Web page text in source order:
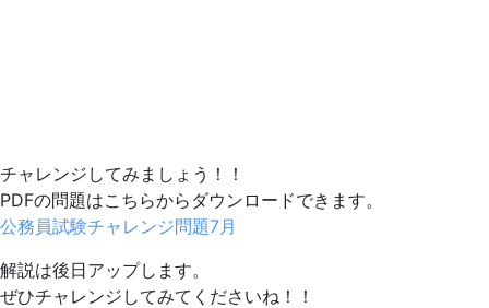
チャレンジしてみましょう！！
PDFの問題はこちらからダウンロードできます。
公務員試験チャレンジ問題7月
解説は後日アップします。
ぜひチャレンジしてみてくださいね！！